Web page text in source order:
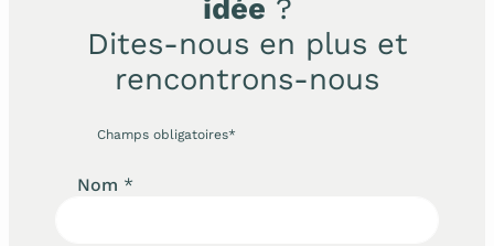
idée ?
Dites-nous en plus et
rencontrons-nous
Champs obligatoires*
Nom *